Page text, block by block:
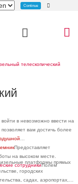
Continue
в невозможно ввести на
вам достичь более
Предоставляет
на высоком месте.
сотрудникиПолем
платформы прямых
городских
садах, аэропортах,